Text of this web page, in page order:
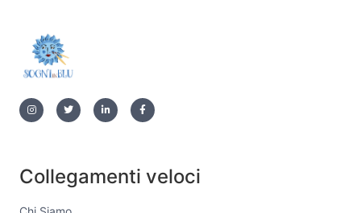
Collegamenti veloci